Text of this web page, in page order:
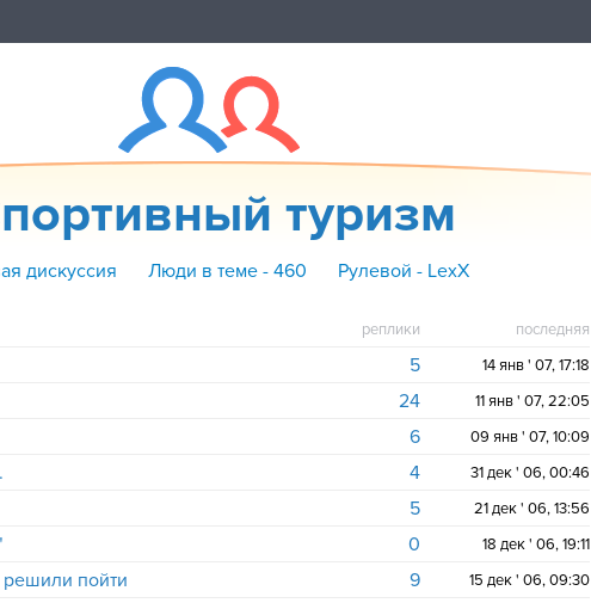
туризм
дискуссия Люди в теме - 460 Рулевой - LexX
реплики
последняя
5
14 янв ' 07, 17:18
24
11 янв ' 07, 22:05
6
09 янв ' 07, 10:09
4
31 дек ' 06, 00:46
5
21 дек ' 06, 13:56
0
18 дек ' 06, 19:11
решили пойти 9
15 дек ' 06, 09:30